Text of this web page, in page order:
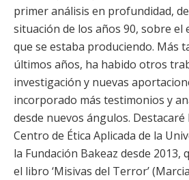
primer análisis en profundidad,
situación de los años 90, sobre el
que se estaba produciendo. Más
últimos años, ha habido otros
investigación y nuevas
incorporado más testimonios y
desde nuevos ángulos.
Centro de Ética Aplicada de la
la Fundación Bakeaz desde 2013,
el libro ‘Misivas del Terror’